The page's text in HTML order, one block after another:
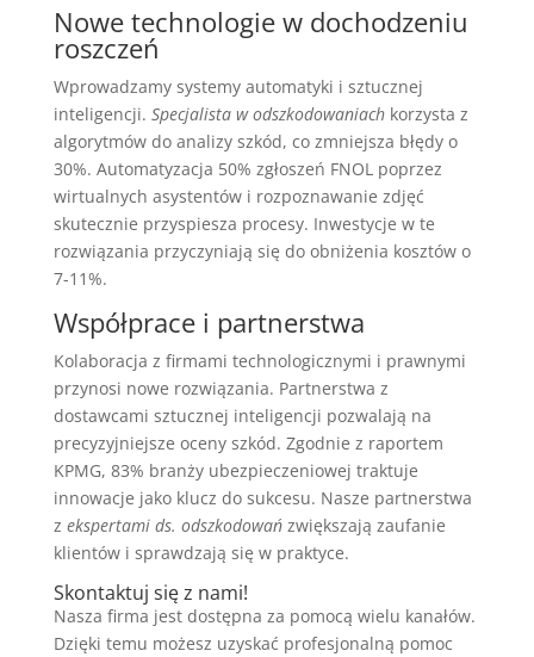
Nowe technologie w dochodzeniu
roszczeń
Wprowadzamy systemy automatyki i sztucznej
inteligencji. Specjalista w odszkodowaniachkorzysta z
algorytmów do analizy szkód, co zmniejsza błędy o
30%. Automatyzacja 50% zgłoszeń FNOL poprzez
wirtualnych asystentów i rozpoznawanie zdjęć
skutecznie przyspiesza procesy. Inwestycje w te
rozwiązania przyczyniają się do obniżenia kosztów o
7-11%.
Współprace i partnerstwa
Kolaboracja z firmami technologicznymi i prawnymi
przynosi nowe rozwiązania. Partnerstwa z
dostawcami sztucznej inteligencji pozwalają na
precyzyjniejsze oceny szkód. Zgodnie z raportem
KPMG, 83% branży ubezpieczeniowej traktuje
innowacje jako klucz do sukcesu. Nasze partnerstwa
z ekspertami ds. odszkodowańzwiększają zaufanie
klientów i sprawdzają się w praktyce.
Skontaktuj się z nami!
Nasza firma jest dostępna za pomocą wielu kanałów.
Dzięki temu możesz uzyskać profesjonalną pomoc